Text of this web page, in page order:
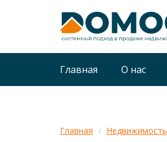
Главная О нас
Главная Недвижимость